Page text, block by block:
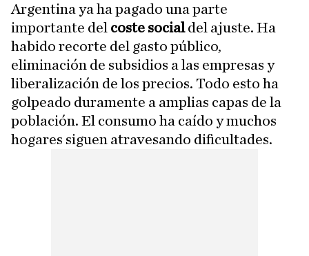
Argentina ya ha pagado una parte
importante del coste socialdel ajuste. Ha
habido recorte del gasto público,
eliminación de subsidios a las empresas y
liberalización de los precios. Todo esto ha
golpeado duramente a amplias capas de la
población. El consumo ha caído y muchos
hogares siguen atravesando dificultades.